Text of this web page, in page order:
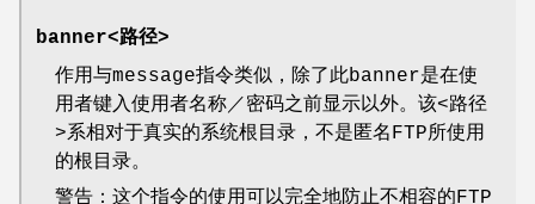
banner<路径>
作用与message指令类似，除了此banner是在使
用者键入使用者名称／密码之前显示以外。该<路径
>系相对于真实的系统根目录，不是匿名FTP所使用
的根目录。
警告：这个指令的使用可以完全地防止不相容的FTP